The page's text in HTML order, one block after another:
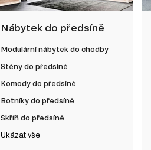
Nábytek do předsíně
Modulární nábytek do chodby
Stěny do předsíně
Komody do předsíně
Botníky do předsíně
Skříň do předsíně
Ukázat vše